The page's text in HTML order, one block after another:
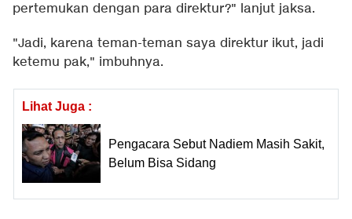
pertemukan dengan para direktur?" lanjut jaksa.
"Jadi, karena teman-teman saya direktur ikut, jadi
ketemu pak," imbuhnya.
Lihat Juga :
Pengacara Sebut Nadiem Masih Sakit,
Belum Bisa Sidang